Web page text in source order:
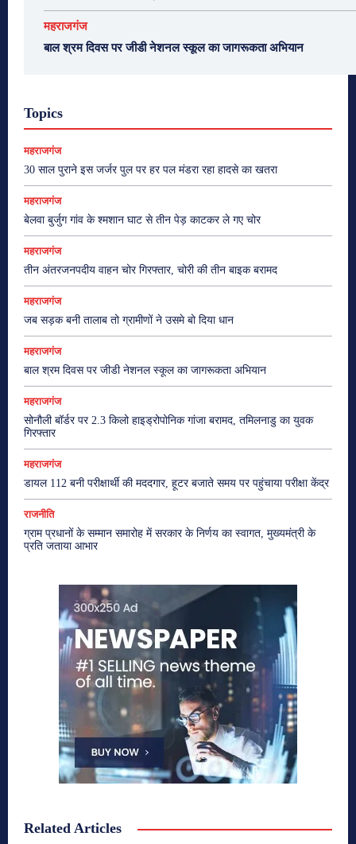
महराजगंज
बाल श्रम दिवस पर जीडी नेशनल स्कूल का जागरूकता अभियान
Topics
महराजगंज
30 साल पुराने इस जर्जर पुल पर हर पल मंडरा रहा हादसे का खतरा
महराजगंज
बेलवा बुर्जुग गांव के श्मशान घाट से तीन पेड़ काटकर ले गए चोर
महराजगंज
तीन अंतरजनपदीय वाहन चोर गिरफ्तार, चोरी की तीन बाइक बरामद
महराजगंज
जब सड़क बनी तालाब तो ग्रामीणों ने उसमे बो दिया धान
महराजगंज
बाल श्रम दिवस पर जीडी नेशनल स्कूल का जागरूकता अभियान
महराजगंज
सोनौली बॉर्डर पर 2.3 किलो हाइड्रोपोनिक गांजा बरामद, तमिलनाडु का युवक
गिरफ्तार
महराजगंज
डायल 112 बनी परीक्षार्थी की मददगार, हूटर बजाते समय पर पहुंचाया परीक्षा केंद्र
राजनीति
ग्राम प्रधानों के सम्मान समारोह में सरकार के निर्णय का स्वागत, मुख्यमंत्री के
प्रति जताया आभार
Related Articles